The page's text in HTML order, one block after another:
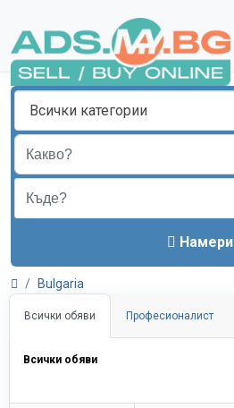
Всички категории
Намери
Bulgaria
Всички обяви Професионалист
Всички обяви